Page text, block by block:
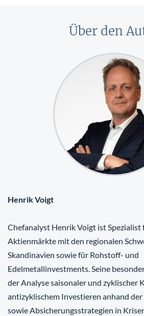
Über den
Henrik Voigt
Chefanalyst Henrik Voigt ist
Aktienmärkte mit den regionalen
Skandinavien sowie für Rohstoff- und
Edelmetallinvestments. Seine
der Analyse saisonaler und zyklischer
antizyklischem Investieren anhand
sowie Absicherungsstrategien in